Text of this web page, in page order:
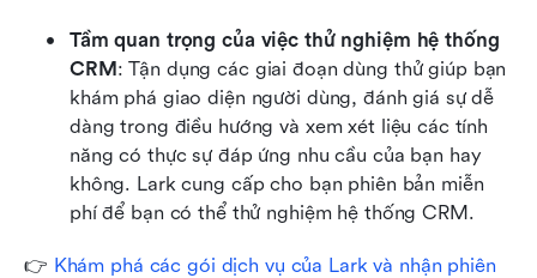
Tầm quan trọng của việc thử nghiệm hệ thống
CRM: Tận dụng các giai đoạn dùng thử giúp bạn
khám phá giao diện người dùng, đánh giá sự dễ
dàng trong điều hướng và xem xét liệu các tính
năng có thực sự đáp ứng nhu cầu của bạn hay
không. Lark cung cấp cho bạn phiên bản miễn
phí để bạn có thể thử nghiệm hệ thống CRM.
👉 Khám phá các gói dịch vụ của Lark và nhận phiên